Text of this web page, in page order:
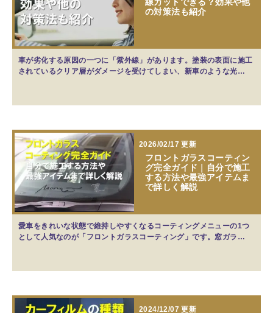
の対策法も紹介
車が劣化する原因の一つに「紫外線」があります。塗装の表面に施工
されているクリア層がダメージを受けてしまい、新車のような光…
2026/02/17 更新
フロントガラスコーティン
グ完全ガイド｜自分で施工
する方法や最強アイテムま
で詳しく解説
愛車をきれいな状態で維持しやすくなるコーティングメニューの1つ
として人気なのが「フロントガラスコーティング」です。窓ガラ…
2024/12/07 更新